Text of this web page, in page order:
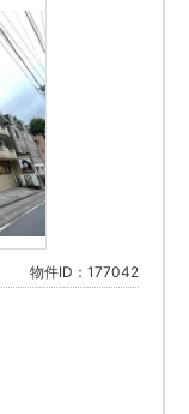
物件ID：177042